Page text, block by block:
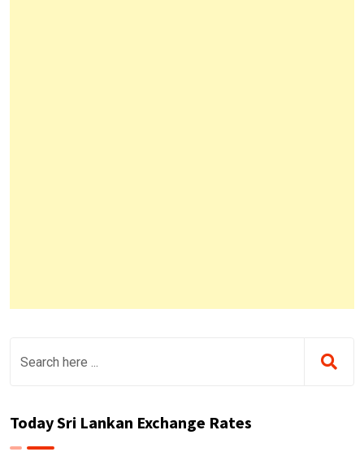
Today Sri Lankan Exchange Rates